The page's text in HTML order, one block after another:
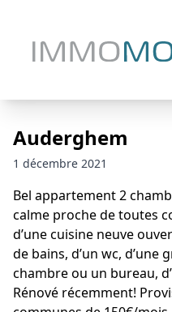
Auderghem
1 décembre 2021
Bel appartement 2
calme proche de toutes
d’une cuisine neuve
de bains, d’un wc, d’une
chambre ou un bureau,
Rénové récemment!